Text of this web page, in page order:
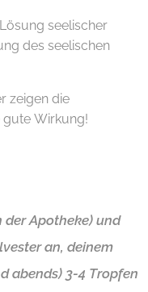
seelischer
des seelischen
zeigen die
gute Wirkung!
der Apotheke) und
an, deinem
abends) 3-4 Tropfen